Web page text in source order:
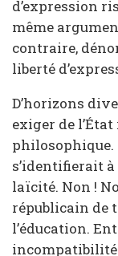
d’expression
même
contraire,
liberté
D’horizons
exiger de
philosophique.
s’identifierait
laïcité. Non !
républicain de
l’éducation.
incompatibilité